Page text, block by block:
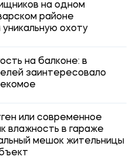
на одном
районе
охоту
на балконе: в
заинтересовало
или современное
влажность в гараже
мешок жительницы